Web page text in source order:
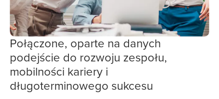
Połączone, oparte na danych
podejście do rozwoju zespołu,
mobilności kariery i
długoterminowego sukcesu